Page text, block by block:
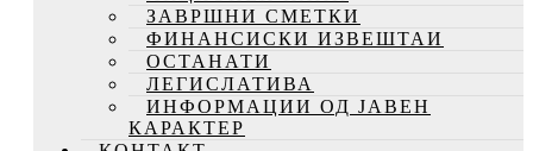
ЗАВРШНИ СМЕТКИ
ФИНАНСИСКИ ИЗВЕШТАИ
ОСТАНАТИ
ЛЕГИСЛАТИВА
ИНФОРМАЦИИ ОД ЈАВЕН
КАРАКТЕР